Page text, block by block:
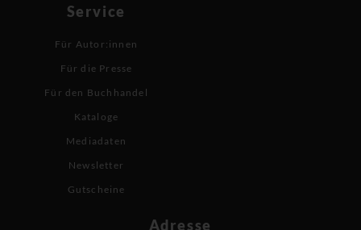
Service
Für Autor:innen
Für die Presse
Für den Buchhandel
Kataloge
Mediadaten
Newsletter
Gutscheine
Adresse